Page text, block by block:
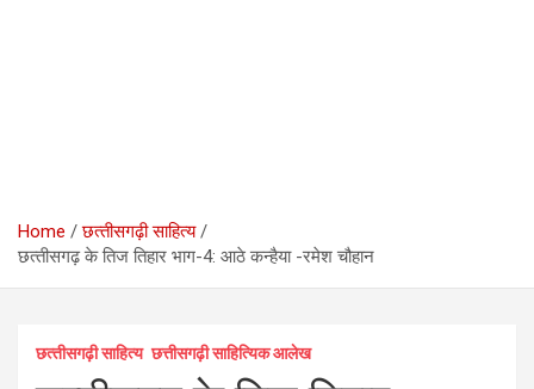
Home
छत्‍तीसगढ़ी साहित्‍य
छत्‍तीसगढ़ के तिज तिहार भाग-4: आठे कन्‍हैया -रमेश चौहान
छत्‍तीसगढ़ी साहित्‍य छत्तीसगढ़ी साहित्यिक आलेख